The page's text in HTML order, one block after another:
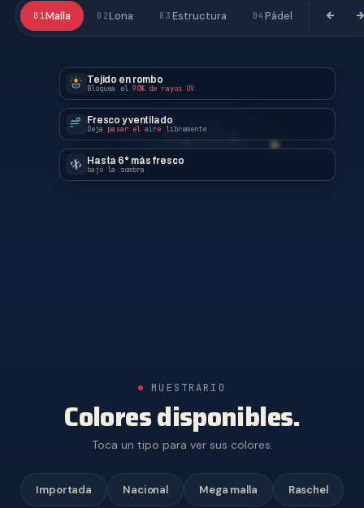
01Malla 02Lona 03 Estructura 04 Pádel
Tejido en rombo
Bloquea el 90% de rayos UV
Fresco y ventilado
Deja pasar el aire libremente
Hasta 6° más fresco
bajo la sombra
MUESTRARIO
Colores disponibles.
Toca un tipo para ver sus colores.
Importada Nacional Mega malla Raschel